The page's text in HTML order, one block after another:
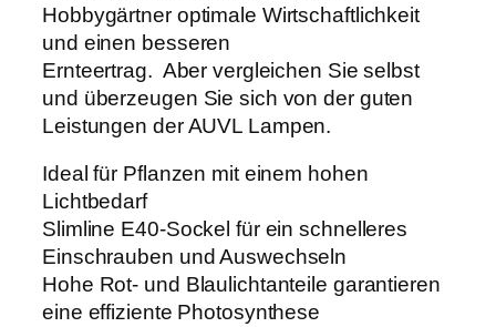
Hobbygärtner optimale Wirtschaftlichkeit
und einen besseren
Ernteertrag. Aber vergleichen Sie selbst
und überzeugen Sie sich von der guten
Leistungen der AUVL Lampen.
Ideal für Pflanzen mit einem hohen
Lichtbedarf
Slimline E40-Sockel für ein schnelleres
Einschrauben und Auswechseln
Hohe Rot- und Blaulichtanteile garantieren
eine effiziente Photosynthese